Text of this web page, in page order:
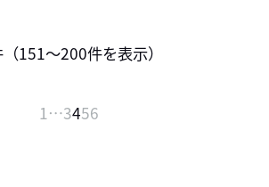
151～200件を表示）
1…3456